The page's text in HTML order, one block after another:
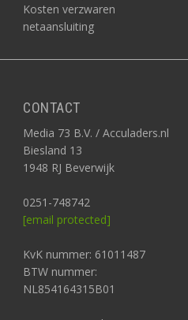
Kosten verzwaren
netaansluiting
CONTACT
Media 73 B.V. / Acculaders.nl
Biesland 13
1948 RJ Beverwijk
0251-748742
[email protected]
KvK nummer: 61011487
BTW nummer:
NL854164315B01